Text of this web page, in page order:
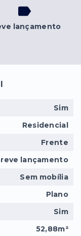
lançamento
Sim
Residencial
Frente
lançamento
Sem mobília
Plano
Sim
52,88m²